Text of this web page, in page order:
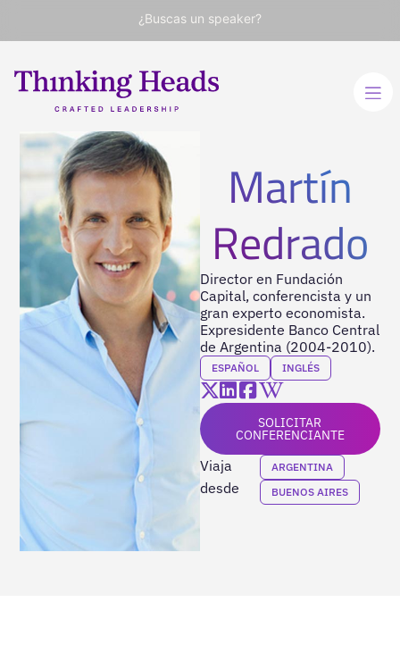
¿Buscas un speaker?
Martín
Redrado
Director en Fundación
Capital, conferencista y un
gran experto economista.
Expresidente Banco Central
de Argentina (2004-2010).
ESPAÑOL INGLÉS
SOLICITAR
CONFERENCIANTE
Viaja
desde
ARGENTINA
BUENOS AIRES